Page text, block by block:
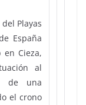
Playas
España
Cieza,
al
de una
el crono